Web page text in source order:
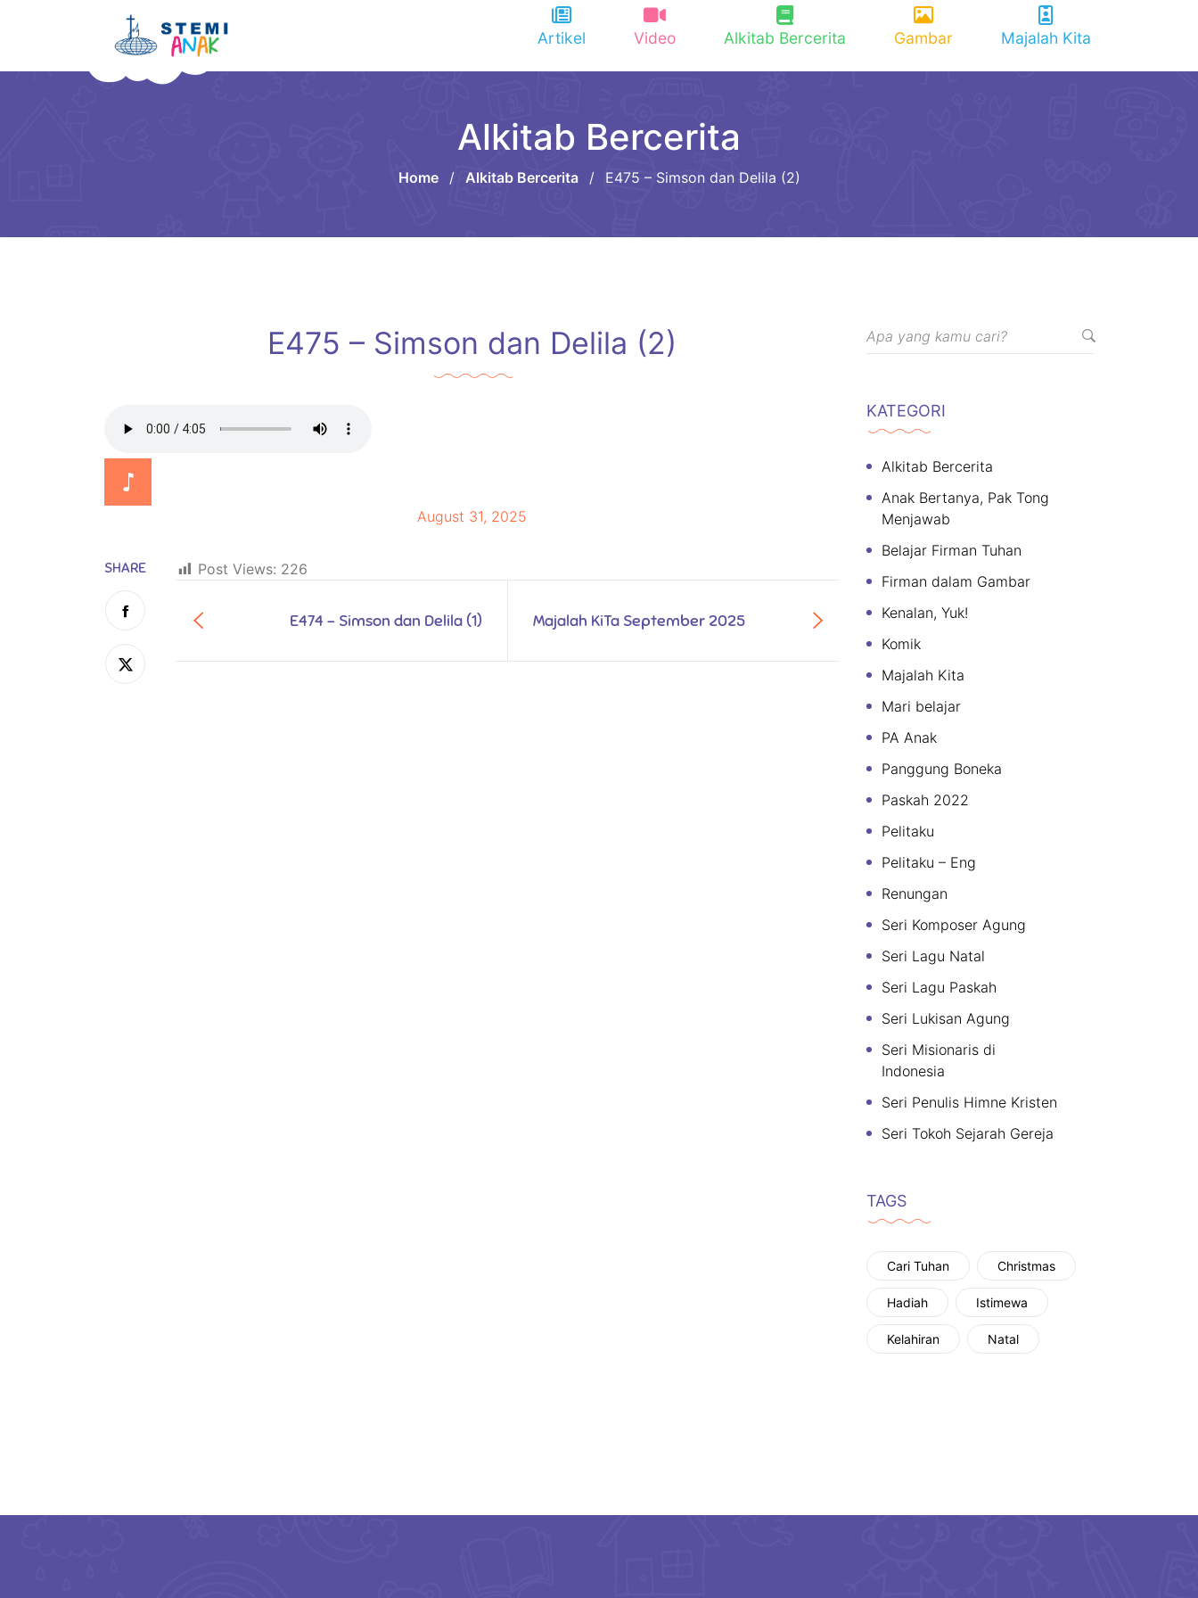
Artikel Video Alkitab Bercerita Gambar Majalah Kita
Alkitab Bercerita
Home / Alkitab Bercerita / E475 – Simson dan Delila (2)
E475 – Simson dan Delila (2)
August 31, 2025
SHARE Post Views: 226
Majalah KiTa September 2025
E474 - Simson dan Delila (1)
KATEGORI
Alkitab Bercerita
Anak Bertanya, Pak Tong
Menjawab
Belajar Firman Tuhan
Firman dalam Gambar
Kenalan, Yuk!
Komik
Majalah Kita
Mari belajar
PA Anak
Panggung Boneka
Paskah 2022
Pelitaku
Pelitaku – Eng
Renungan
Seri Komposer Agung
Seri Lagu Natal
Seri Lagu Paskah
Seri Lukisan Agung
Seri Misionaris di
Indonesia
Seri Penulis Himne Kristen
Seri Tokoh Sejarah Gereja
TAGS
Cari Tuhan Christmas
Hadiah Istimewa
Kelahiran Natal